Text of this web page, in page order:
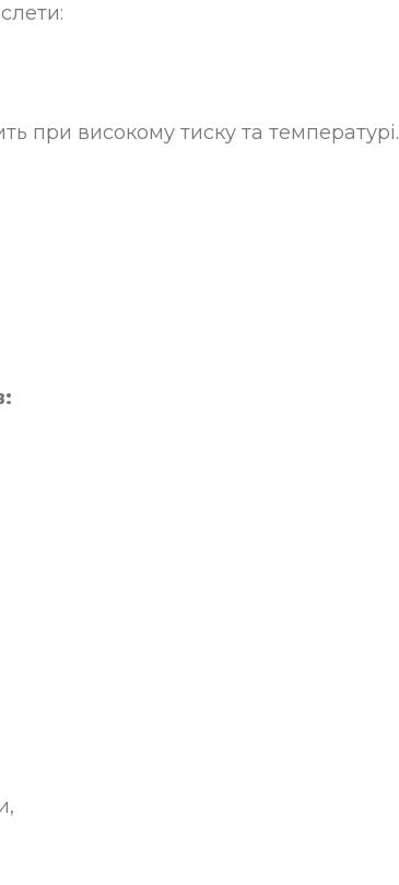
при високому тиску та температурі.